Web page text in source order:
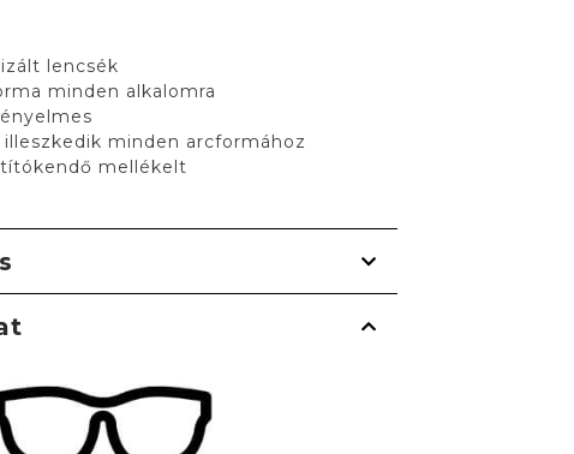
lencsék
minden alkalomra
minden arcformához
mellékelt